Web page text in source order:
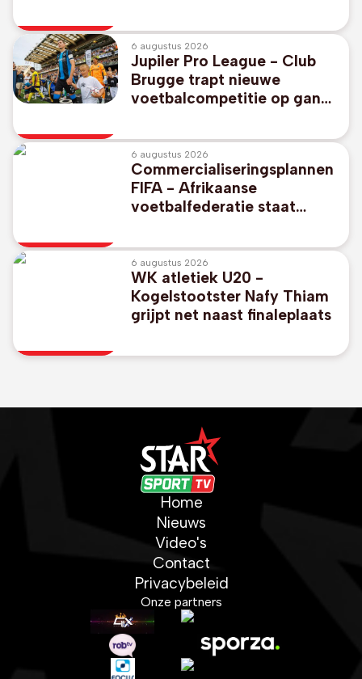
6 augustus 2026
Jupiler Pro League - Club
Brugge trapt nieuwe
voetbalcompetitie op gang
Kortrijk
6 augustus 2026
Commercialiseringsplannen
FIFA - Afrikaanse
voetbalfederatie staat
voorzitter Gianni Infantino
6 augustus 2026
WK atletiek U20 -
Kogelstootster Nafy Thiam
grijpt net naast finaleplaats
Home
Nieuws
Video's
Contact
Privacybeleid
Onze partners